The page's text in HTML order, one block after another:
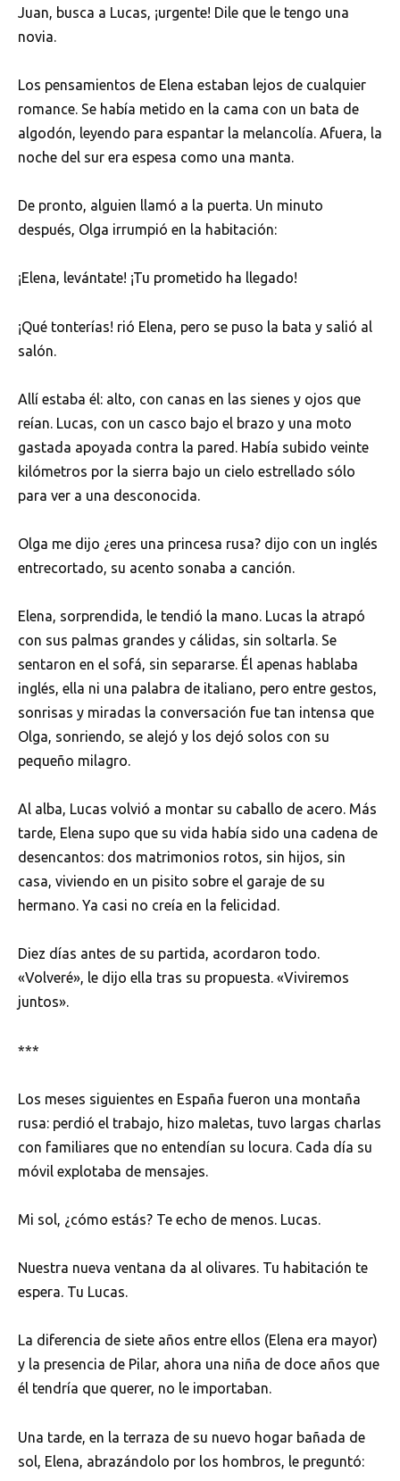
Juan, busca a Lucas, ¡urgente! Dile que le tengo una
novia.
Los pensamientos de Elena estaban lejos de cualquier
romance. Se había metido en la cama con un bata de
algodón, leyendo para espantar la melancolía. Afuera, la
noche del sur era espesa como una manta.
De pronto, alguien llamó a la puerta. Un minuto
después, Olga irrumpió en la habitación:
¡Elena, levántate! ¡Tu prometido ha llegado!
¡Qué tonterías! rió Elena, pero se puso la bata y salió al
salón.
Allí estaba él: alto, con canas en las sienes y ojos que
reían. Lucas, con un casco bajo el brazo y una moto
gastada apoyada contra la pared. Había subido veinte
kilómetros por la sierra bajo un cielo estrellado sólo
para ver a una desconocida.
Olga me dijo ¿eres una princesa rusa? dijo con un inglés
entrecortado, su acento sonaba a canción.
Elena, sorprendida, le tendió la mano. Lucas la atrapó
con sus palmas grandes y cálidas, sin soltarla. Se
sentaron en el sofá, sin separarse. Él apenas hablaba
inglés, ella ni una palabra de italiano, pero entre gestos,
sonrisas y miradas la conversación fue tan intensa que
Olga, sonriendo, se alejó y los dejó solos con su
pequeño milagro.
Al alba, Lucas volvió a montar su caballo de acero. Más
tarde, Elena supo que su vida había sido una cadena de
desencantos: dos matrimonios rotos, sin hijos, sin
casa, viviendo en un pisito sobre el garaje de su
hermano. Ya casi no creía en la felicidad.
Diez días antes de su partida, acordaron todo.
«Volveré», le dijo ella tras su propuesta. «Viviremos
juntos».
***
Los meses siguientes en España fueron una montaña
rusa: perdió el trabajo, hizo maletas, tuvo largas charlas
con familiares que no entendían su locura. Cada día su
móvil explotaba de mensajes.
Mi sol, ¿cómo estás? Te echo de menos. Lucas.
Nuestra nueva ventana da al olivares. Tu habitación te
espera. Tu Lucas.
La diferencia de siete años entre ellos (Elena era mayor)
y la presencia de Pilar, ahora una niña de doce años que
él tendría que querer, no le importaban.
Una tarde, en la terraza de su nuevo hogar bañada de
sol, Elena, abrazándolo por los hombros, le preguntó: